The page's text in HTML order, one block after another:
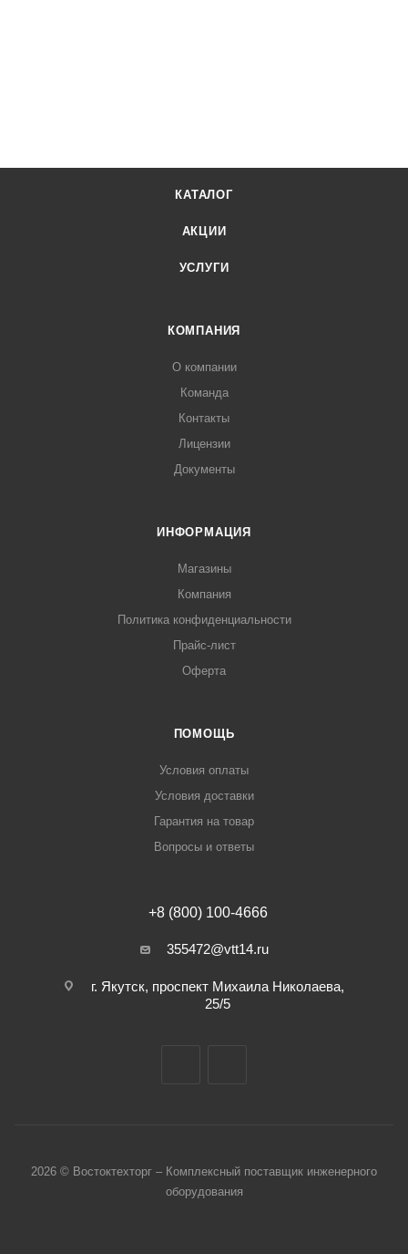
КАТАЛОГ
АКЦИИ
УСЛУГИ
КОМПАНИЯ
О компании
Команда
Контакты
Лицензии
Документы
ИНФОРМАЦИЯ
Магазины
Компания
Политика конфиденциальности
Прайс-лист
Оферта
ПОМОЩЬ
Условия оплаты
Условия доставки
Гарантия на товар
Вопросы и ответы
+8 (800) 100-4666
355472@vtt14.ru
г. Якутск, проспект Михаила Николаева,
25/5
2026 © Востоктехторг – Комплексный поставщик инженерного
оборудования